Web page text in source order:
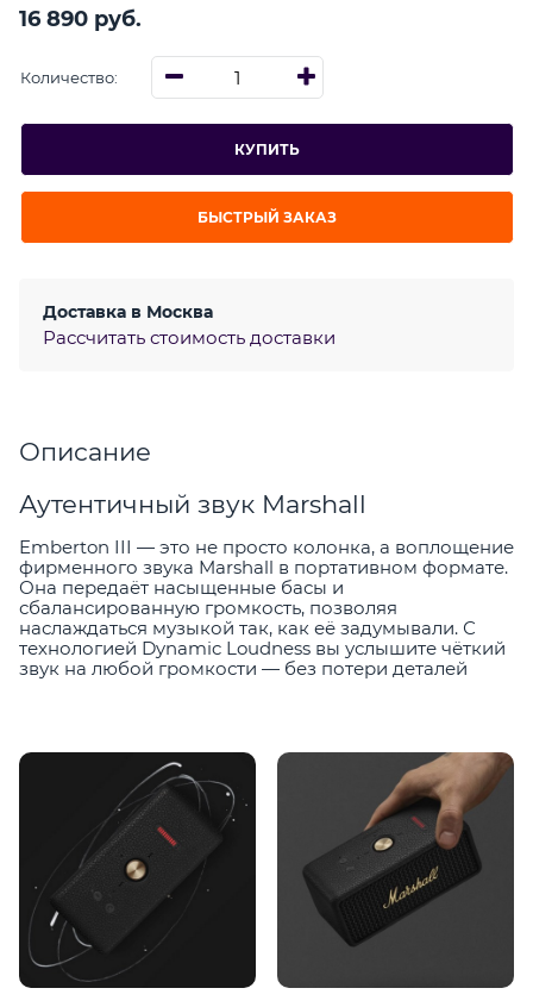
16 890 руб.
Количество:
КУПИТЬ
БЫСТРЫЙ ЗАКАЗ
Доставка в Москва
Рассчитать стоимость доставки
Описание
Аутентичный звук Marshall
Emberton III — это не просто колонка, а воплощение
фирменного звука Marshall в портативном формате.
Она передаёт насыщенные басы и
сбалансированную громкость, позволяя
наслаждаться музыкой так, как её задумывали. С
технологией Dynamic Loudness вы услышите чёткий
звук на любой громкости — без потери деталей